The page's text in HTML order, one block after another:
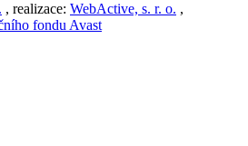
, realizace: WebActive, s. r. o. ,
fondu Avast